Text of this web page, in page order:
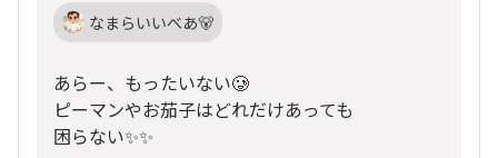
なまらいいべあ🐻
あらー、もったいない🥲
ピーマンやお茄子はどれだけあっても
困らない✨✨